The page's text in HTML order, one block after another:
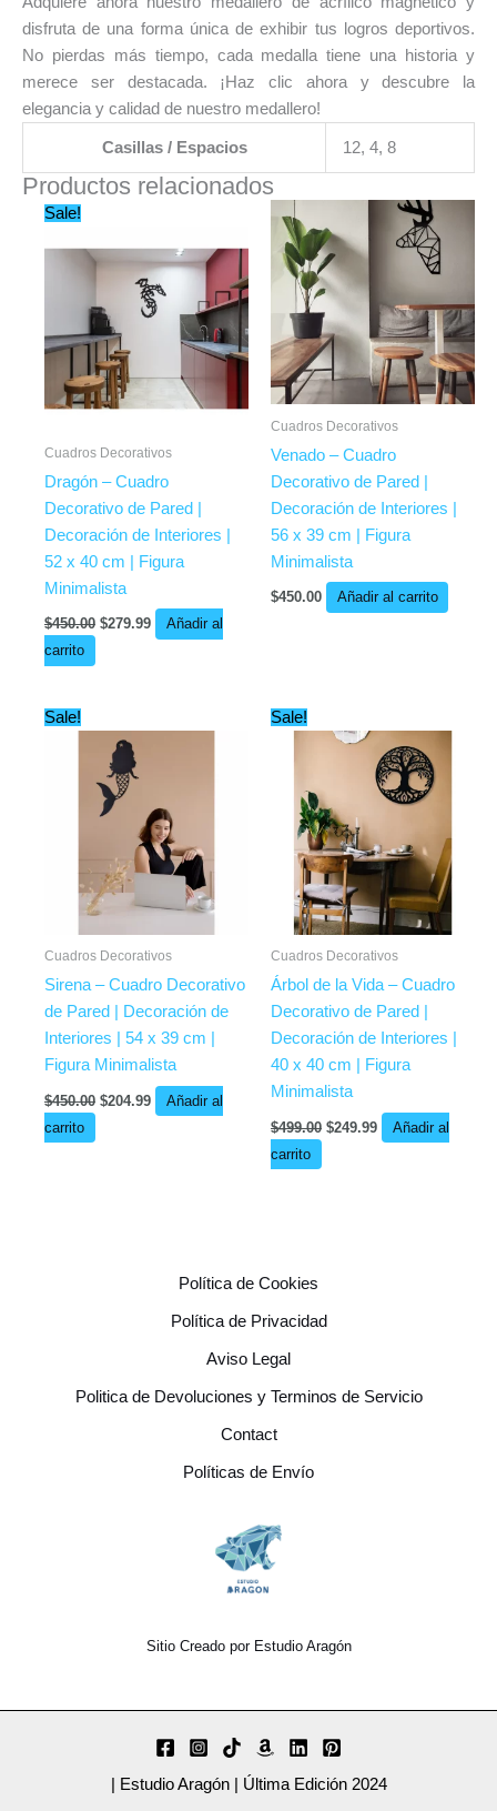
disfruta de una forma única de exhibir tus logros deportivos.
No pierdas más tiempo, cada medalla tiene una historia y
merece ser destacada. ¡Haz clic ahora y descubre la
elegancia y calidad de nuestro medallero!
Casillas / Espacios 12, 4, 8
Productos relacionados
Sale!
Cuadros Decorativos
Dragón – Cuadro
Decorativo de Pared |
Decoración de Interiores |
52 x 40 cm | Figura
Minimalista
$450.00
was:
$450.00.
$279.99
is:
$279.99.
Añadir al
carrito
Cuadros Decorativos
Venado – Cuadro
Decorativo de Pared |
Decoración de Interiores |
56 x 39 cm | Figura
Minimalista
$450.00 Añadir al carrito
Sale!
Cuadros Decorativos
Sirena – Cuadro Decorativo
de Pared | Decoración de
Interiores | 54 x 39 cm |
Figura Minimalista
$450.00
price
was:
$450.00.
$204.99
price
Añadir al
carrito
Sale!
Cuadros Decorativos
Árbol de la Vida – Cuadro
Decorativo de Pared |
Decoración de Interiores |
40 x 40 cm | Figura
Minimalista
$499.00
price
was:
$499.00.
$249.99
price
is:
$249.99.
Añadir al
carrito
Política de Cookies
Política de Privacidad
Aviso Legal
Politica de Devoluciones y Terminos de Servicio
Contact
Políticas de Envío
Sitio Creado por Estudio Aragón
| Estudio Aragón | Última Edición 2024